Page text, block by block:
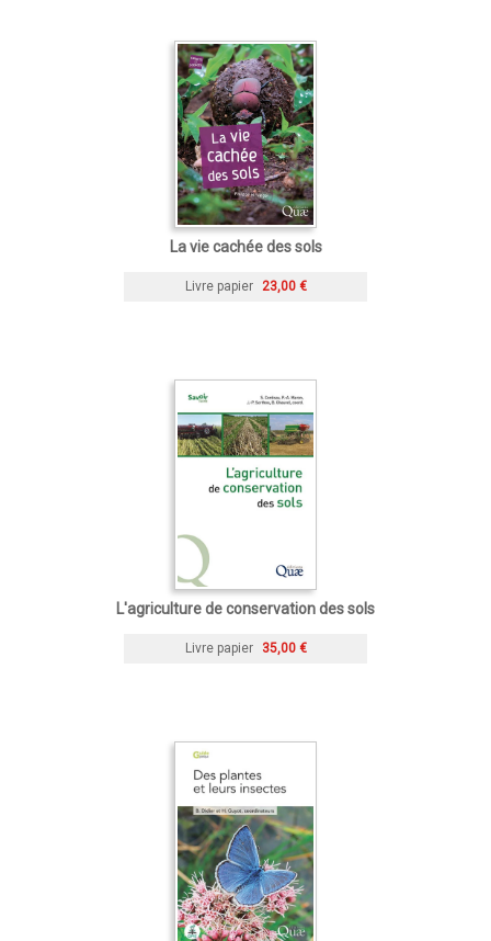
La vie cachée des sols
Livre papier 23,00 €
L'agriculture de conservation des sols
Livre papier 35,00 €